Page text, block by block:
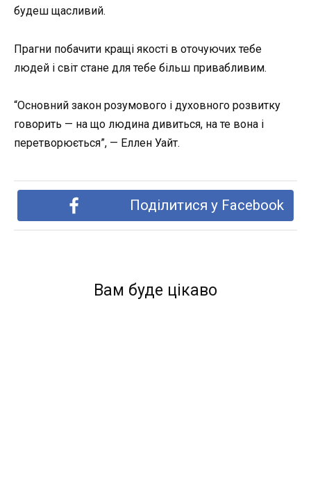
будеш щасливий.
Прагни побачити кращі якості в оточуючих тебе
людей і світ стане для тебе більш привабливим.
“Основний закон розумового і духовного розвитку
говорить — на що людина дивиться, на те вона і
перетворюється”, — Еллен Уайт.
Поділитися у Facebook
Вам буде цікаво